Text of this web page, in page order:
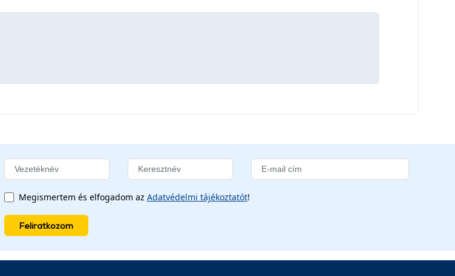
Megismertem és elfogadom az Adatvédelmi tájékoztatót!
Feliratkozom